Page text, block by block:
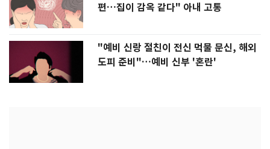
편…집이 감옥 같다" 아내 고통
"예비 신랑 절친이 전신 먹물 문신, 해외
도피 준비"…예비 신부 '혼란'